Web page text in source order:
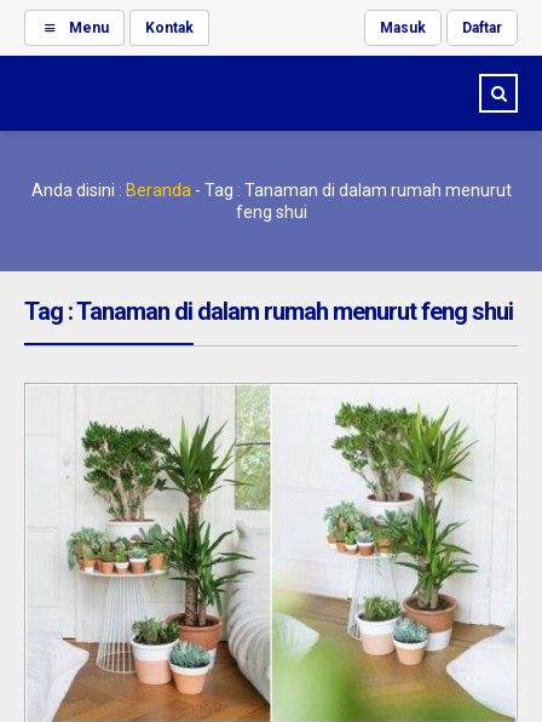
Menu Kontak Masuk Daftar
Anda disini : Beranda - Tag : Tanaman di dalam rumah menurut
feng shui
Tag : Tanaman di dalam rumah menurut feng shui